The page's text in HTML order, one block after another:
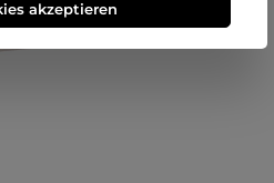
akzeptieren